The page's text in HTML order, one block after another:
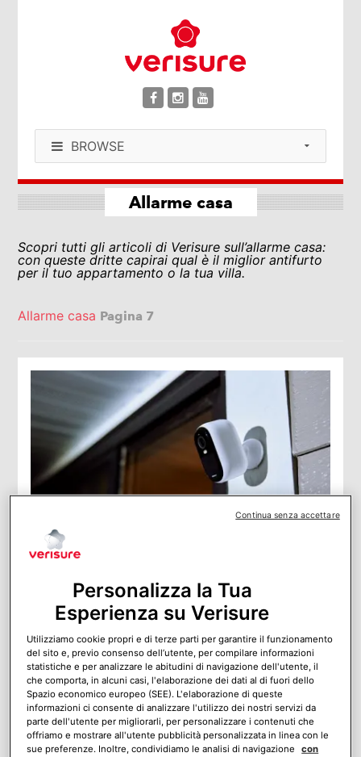
BROWSE
Allarme casa
Scopri tutti gli articoli di Verisure sull’allarme casa:
con queste dritte capirai qual è il miglior antifurto
per il tuo appartamento o la tua villa.
Allarme casa Pagina 7
Videosorveglianza: norme, obblighi e sanzioni
onnipresente nella nostra società, impiegata per
garantire la sicurezza di persone e beni in una vasta
gamma di contesti, dalle abitazioni private ai luoghi
pubblici.
Personalizza la Tua
Esperienza su Verisure
Utilizziamo cookie propri e di terze parti per garantire il funzionamento
del sito e, previo consenso dell’utente, per compilare informazioni
statistiche e per analizzare le abitudini di navigazione dell'utente, il
che comporta, in alcuni casi, l'elaborazione dei dati al di fuori dello
Spazio economico europeo (SEE). L'elaborazione di queste
informazioni ci consente di analizzare l'utilizzo dei nostri servizi da
parte dell'utente per migliorarli, per personalizzare i contenuti che
offriamo e mostrare all'utente pubblicità personalizzata in linea con le
sue preferenze. Inoltre, condividiamo le analisi di navigazione
con
Continua senza accettare